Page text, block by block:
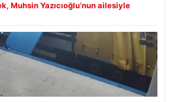
Muhsin Yazıcıoğlu’nun ailesiyle